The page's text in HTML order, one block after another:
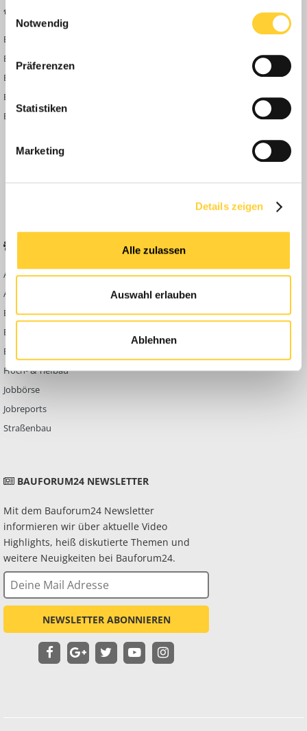
Einwilligungsauswahl
Notwendig
Präferenzen
Statistiken
Marketing
Details zeigen
Alle zulassen
Auswahl erlauben
Ablehnen
Bauforum24 News
Bauforum24 TV
BF24 Mediathek
BF24 Fotostrecken
Bauforum Shop
Abbruch
Ausbildung & Beruf
Bau Allgemein
Baumaschinen
Berg- & Tagebau
Hoch- & Tiefbau
Jobbörse
Jobreports
Straßenbau
KONTAKT
Werben auf
Bauforum24
Datenschutzerklärung
BAUFORUM24 NEWSLETTER
Mit dem Bauforum24 Newsletter
informieren wir über aktuelle Video
Highlights, heiß diskutierte Themen und
weitere Neuigkeiten bei Bauforum24.
NEWSLETTER ABONNIEREN